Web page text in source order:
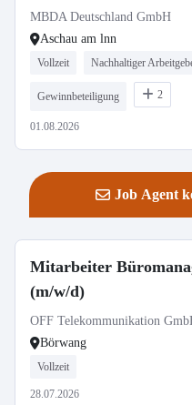
MBDA Deutschland GmbH
Aschau am lnn
Vollzeit Nachhaltiger
Gewinnbeteiligung 2
01.08.2026
Job Agent
Mitarbeiter
(m/w/d)
OFF Telekommunikation
Börwang
Vollzeit
28.07.2026